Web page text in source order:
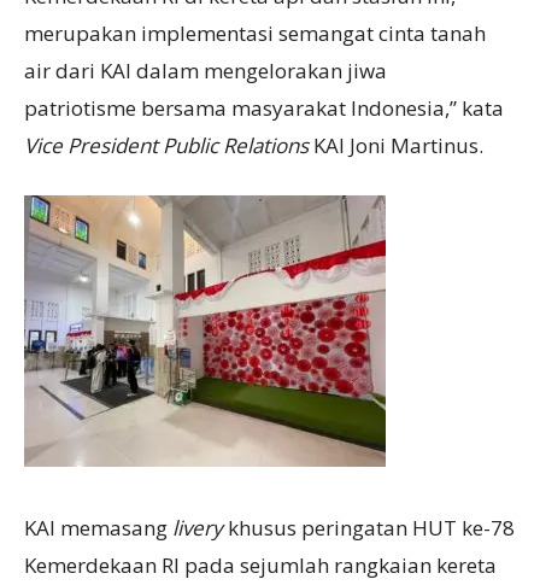
merupakan implementasi semangat cinta tanah
air dari KAI dalam mengelorakan jiwa
patriotisme bersama masyarakat Indonesia,” kata
Vice PresidentPublic RelationsKAI Joni Martinus.
KAI memasang liverykhusus peringatan HUT ke-78
Kemerdekaan RI pada sejumlah rangkaian kereta